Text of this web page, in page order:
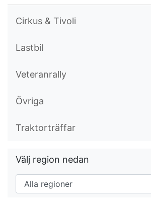
Cirkus & Tivoli
Lastbil
Veteranrally
Övriga
Traktorträffar
Välj region nedan